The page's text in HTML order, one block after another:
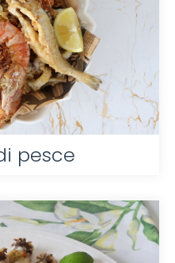
pesce